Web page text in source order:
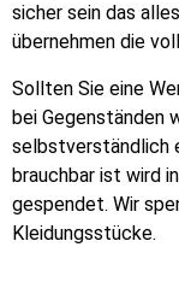
sicher sein das
übernehmen die
Sollten Sie eine
bei Gegenständen
selbstverständlich
brauchbar ist wird
gespendet. Wir
Kleidungsstücke.